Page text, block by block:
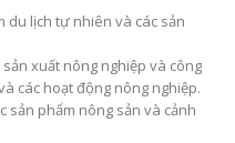
du lịch tự nhiên và các sản
sản xuất nông nghiệp và công
các hoạt động nông nghiệp.
sản phẩm nông sản và cảnh